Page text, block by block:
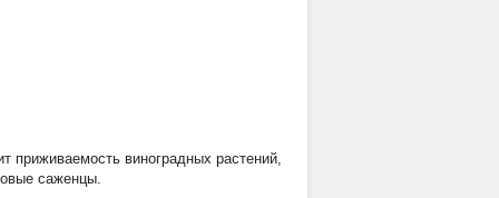
приживаемость виноградных растений,
саженцы.